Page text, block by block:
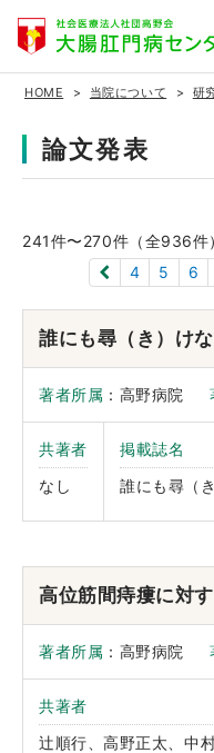
HOME 当院について 研
論文発表
241件〜270件（全936件
4
5 6
誰にも尋（き）け
著者所属 ：高野病院
共著者
なし
掲載誌名
誰にも尋（
高位筋間痔瘻に対
著者所属 ：高野病院
共著者
辻順行、高野正太、中